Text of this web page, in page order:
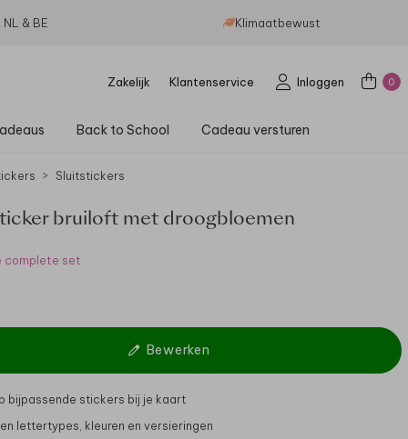
& BE Klimaatbewust
Zakelijk Klantenservice Inloggen 0
Back to School Cadeau versturen
Sluitstickers
bruiloft met droogbloemen
complete set
Bewerken
bijpassende stickers bij je kaart
lettertypes, kleuren en versieringen